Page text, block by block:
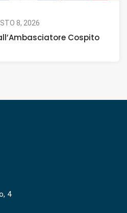
8, 2026
Cospito
4